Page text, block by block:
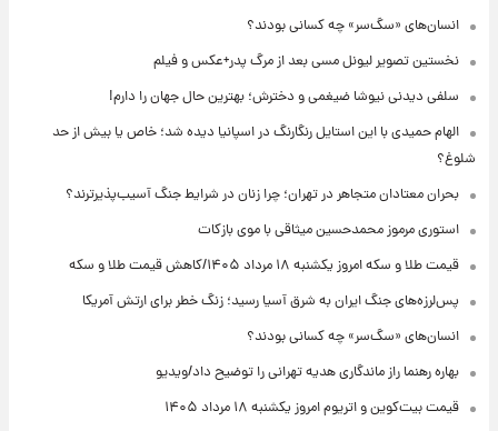
انسان‌های «سگ‌سر» چه کسانی بودند؟
نخستین تصویر لیونل مسی بعد از مرگ پدر+عکس و فیلم
سلفی دیدنی نیوشا ضیغمی و دخترش؛ بهترین حال جهان را دارم!
الهام حمیدی با این استایل رنگارنگ در اسپانیا دیده شد؛ خاص یا بیش از حد
شلوغ؟
بحران معتادان متجاهر در تهران؛ چرا زنان در شرایط جنگ آسیب‌پذیرترند؟
استوری مرموز محمدحسین میثاقی با موی بازکات
قیمت طلا و سکه امروز یکشنبه ۱۸ مرداد ۱۴۰۵/کاهش قیمت طلا و سکه
پس‌لرزه‌های جنگ ایران به شرق آسیا رسید؛ زنگ خطر برای ارتش آمریکا
انسان‌های «سگ‌سر» چه کسانی بودند؟
بهاره رهنما راز ماندگاری هدیه تهرانی را توضیح داد/ویدیو
قیمت بیت‌کوین و اتریوم امروز یکشنبه ۱۸ مرداد ۱۴۰۵